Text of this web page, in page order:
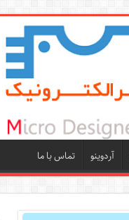
آردوینو تماس با ما